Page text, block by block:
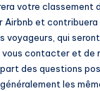
votre classement
Airbnb et contribuera
voyageurs, qui
contacter et de
des questions
les